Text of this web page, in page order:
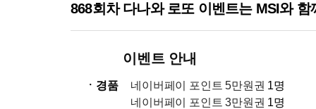
868회차 다나와 로또 이벤트는 MSI와
이벤트 안내
ㆍ경품 네이버페이 포인트 5만원권 1명
네이버페이 포인트 3만원권 1명